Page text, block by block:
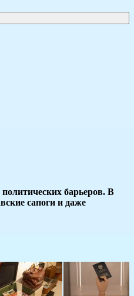
барьеров. В
сапоги и даже